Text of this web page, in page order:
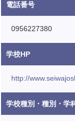
電話番号
0956227380
学校HP
http://
学校種別・種別・学